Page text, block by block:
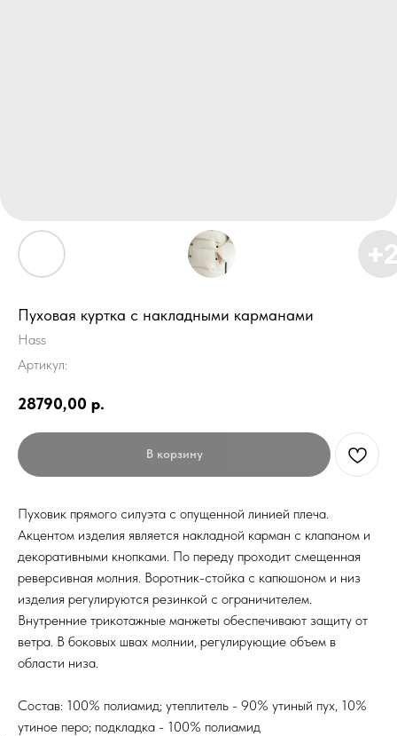
Пуховая куртка с накладными карманами
Hass
Артикул:
28790,00 р.
В корзину
Пуховик прямого силуэта с опущенной линией плеча.
Акцентом изделия является накладной карман с клапаном и
декоративными кнопками. По переду проходит смещенная
реверсивная молния. Воротник-стойка с капюшоном и низ
изделия регулируются резинкой с ограничителем.
Внутренние трикотажные манжеты обеспечивают защиту от
ветра. В боковых швах молнии, регулирующие объем в
области низа.
Состав: 100% полиамид; утеплитель - 90% утиный пух, 10%
утиное перо; подкладка - 100% полиамид